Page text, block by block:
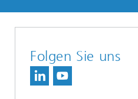
Folgen Sie uns